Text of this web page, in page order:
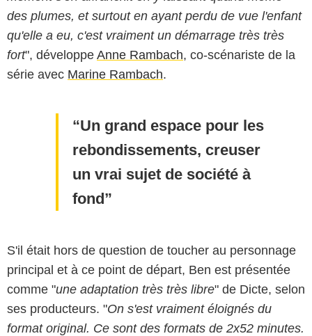
des plumes, et surtout en ayant perdu de vue l'enfant
qu'elle a eu, c'est vraiment un démarrage très très
fort", développe Anne Rambach, co-scénariste de la
série avec Marine Rambach.
Un grand espace pour les
rebondissements, creuser
un vrai sujet de société à
fond
S'il était hors de question de toucher au personnage
principal et à ce point de départ, Ben est présentée
comme "une adaptation très très libre" de Dicte, selon
ses producteurs. "On s'est vraiment éloignés du
format original. Ce sont des formats de 2x52 minutes.